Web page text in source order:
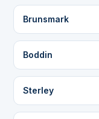
Brunsmark
Boddin
Sterley